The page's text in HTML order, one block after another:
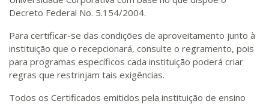
Decreto Federal No. 5.154/2004.
Para certificar-se das condições de aproveitamento junto à
instituição que o recepcionará, consulte o regramento, pois
para programas específicos cada instituição poderá criar
regras que restrinjam tais exigências.
Todos os Certificados emitidos pela instituição de ensino